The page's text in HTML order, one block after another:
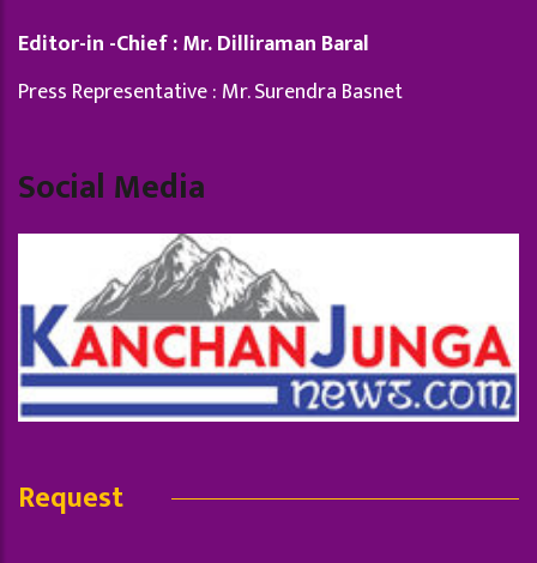
Editor-in -Chief : Mr. Dilliraman Baral
Press Representative : Mr. Surendra Basnet
Social Media
Request